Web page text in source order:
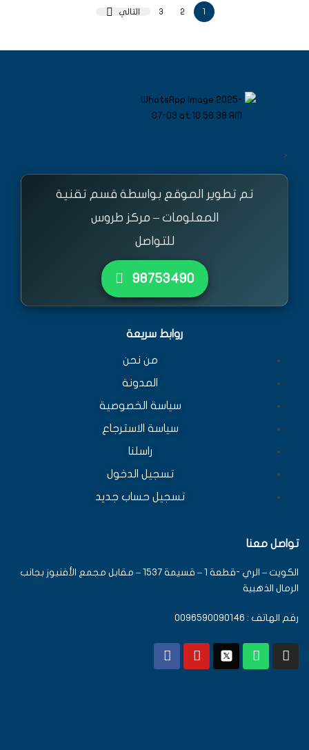
1
2
3 التالي
<
تم تطوير الموقع بواسطة قسم تقنية
المعلومات – مركز طروس
للتواصل
٩٨٧٥٣٤٩٠
روابط سريعة
من نحن
المدونة
سياسة الخصوصية
سياسة الاسترجاع
راسلنا
تسجيل الدخول
تسجيل حساب جديد
تواصل معنا
الكويت – الري -قطعة 1 – قسيمة 1537 – مقابل مجمع الأفنيوز بجانب
الرمال الذهبية
رقم الهاتف : 0096590090146